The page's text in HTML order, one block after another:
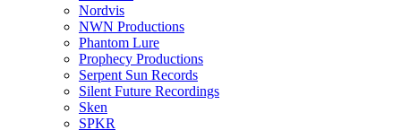
Nordvis
NWN Productions
Phantom Lure
Prophecy Productions
Serpent Sun Records
Silent Future Recordings
Sken
SPKR